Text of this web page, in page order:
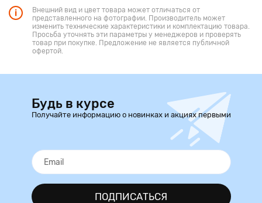
Внешний вид и цвет товара может отличаться от
представленного на фотографии. Производитель может
изменить технические характеристики и комплектацию товара.
Просьба уточнять эти параметры у менеджеров и проверять
товар при покупке. Предложение не является публичной
офертой.
Будь в курсе
Получайте информацию о новинках и акциях первыми
ПОДПИСАТЬСЯ